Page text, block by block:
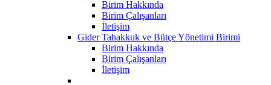
Birim Hakkında
Birim Çalışanları
İletişim
Gider Tahakkuk ve Bütçe Yönetimi Birimi
Birim Hakkında
Birim Çalışanları
İletişim